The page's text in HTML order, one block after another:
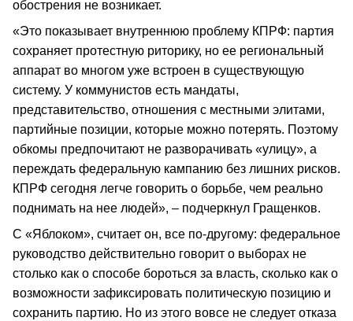
обострения не возникает.
«Это показывает внутреннюю проблему КПРФ: партия
сохраняет протестную риторику, но ее региональный
аппарат во многом уже встроен в существующую
систему. У коммунистов есть мандаты,
представительство, отношения с местными элитами,
партийные позиции, которые можно потерять. Поэтому
обкомы предпочитают не разворачивать «улицу», а
переждать федеральную кампанию без лишних рисков.
КПРФ сегодня легче говорить о борьбе, чем реально
поднимать на нее людей», – подчеркнул Гращенков.
С «Яблоком», считает он, все по-другому: федеральное
руководство действительно говорит о выборах не
столько как о способе бороться за власть, сколько как о
возможности зафиксировать политическую позицию и
сохранить партию. Но из этого вовсе не следует отказа